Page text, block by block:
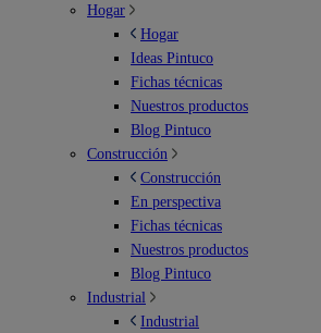
Hogar
Hogar
Ideas Pintuco
Fichas técnicas
Nuestros productos
Blog Pintuco
Construcción
Construcción
En perspectiva
Fichas técnicas
Nuestros productos
Blog Pintuco
Industrial
Industrial